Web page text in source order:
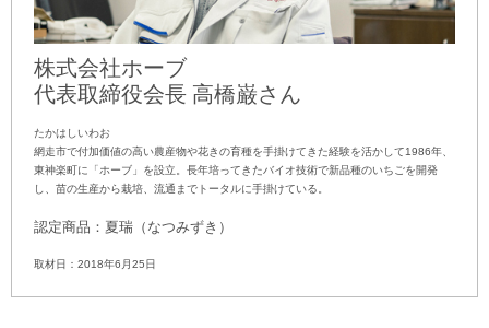
株式会社ホーブ
代表取締役会長 高橋巌さん
たかはしいわお
網走市で付加価値の高い農産物や花きの育種を手掛けてきた経験を活かして1986年、
東神楽町に「ホーブ」を設立。長年培ってきたバイオ技術で新品種のいちごを開発
し、苗の生産から栽培、流通までトータルに手掛けている。
認定商品：夏瑞（なつみずき）
取材日：2018年6月25日